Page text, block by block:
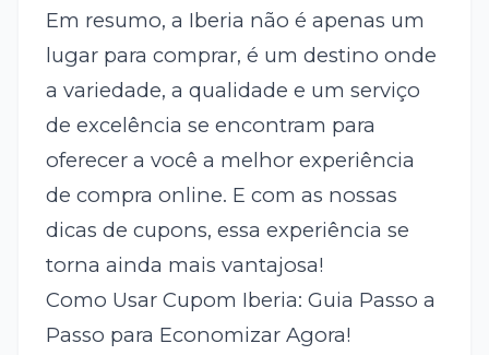
Em resumo, a Iberia não é apenas um
lugar para comprar, é um destino onde
a variedade, a qualidade e um serviço
de excelência se encontram para
oferecer a você a melhor experiência
de compra online. E com as nossas
dicas de cupons, essa experiência se
torna ainda mais vantajosa!
Como Usar Cupom Iberia: Guia Passo a
Passo para Economizar Agora!